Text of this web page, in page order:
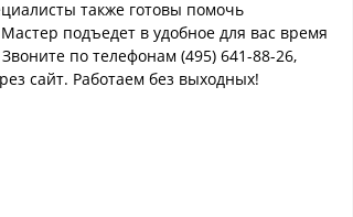
также готовы помочь
подъедет в удобное для вас время
по телефонам (495) 641-88-26,
сайт. Работаем без выходных!